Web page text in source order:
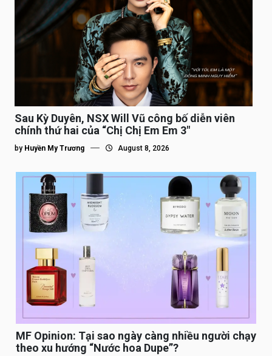
Sau Kỳ Duyên, NSX Will Vũ công bố diễn viên
chính thứ hai của “Chị Chị Em Em 3″
by Huyền My Trương August 8, 2026
MF Opinion: Tại sao ngày càng nhiều người chạy
theo xu hướng “Nước hoa Dupe”?